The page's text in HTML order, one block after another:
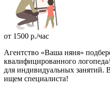
от 1500 р./час
Агентство «Ваша няня»
квалифицированного
для индивидуальных занятий.
ищем специалиста!